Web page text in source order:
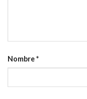
Nombre*